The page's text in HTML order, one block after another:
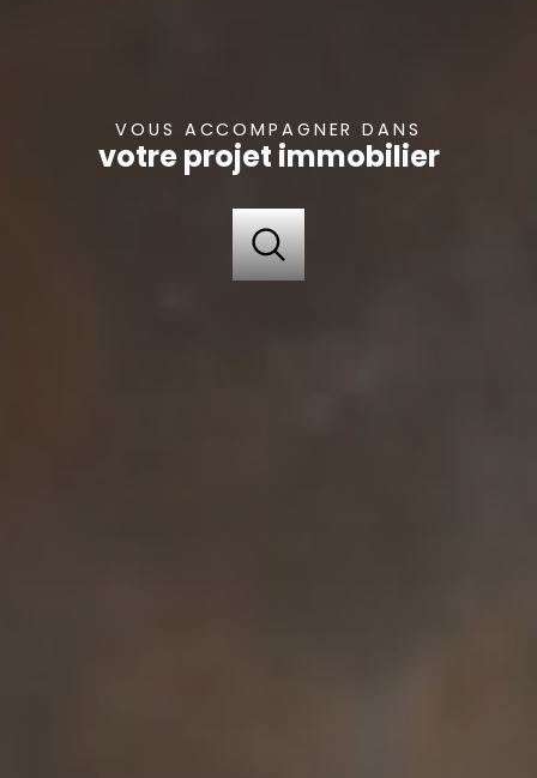
VOUS ACCOMPAGNER DANS
votre projet immobilier